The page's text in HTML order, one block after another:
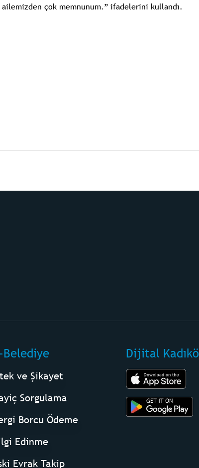
çok memnunum.” ifadelerini kullandı.
Belediye
ve Şikayet
Sorgulama
Borcu Ödeme
Edinme
Evrak Takip
Dijital